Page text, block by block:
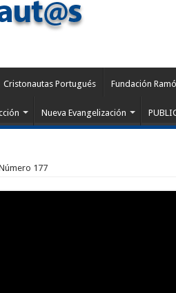
Cristonautas Portugués Fundación
Nueva Evangelización
177